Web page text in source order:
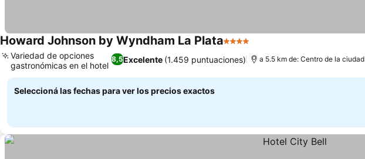
Howard Johnson by Wyndham La Plata4 Estrellas
8,5Excelente (1.459 puntuaciones)
Variedad de opciones
gastronómicas en el hotel
a 5.5 km de: Centro de la ciudad
Seleccioná las fechas para ver los precios exactos